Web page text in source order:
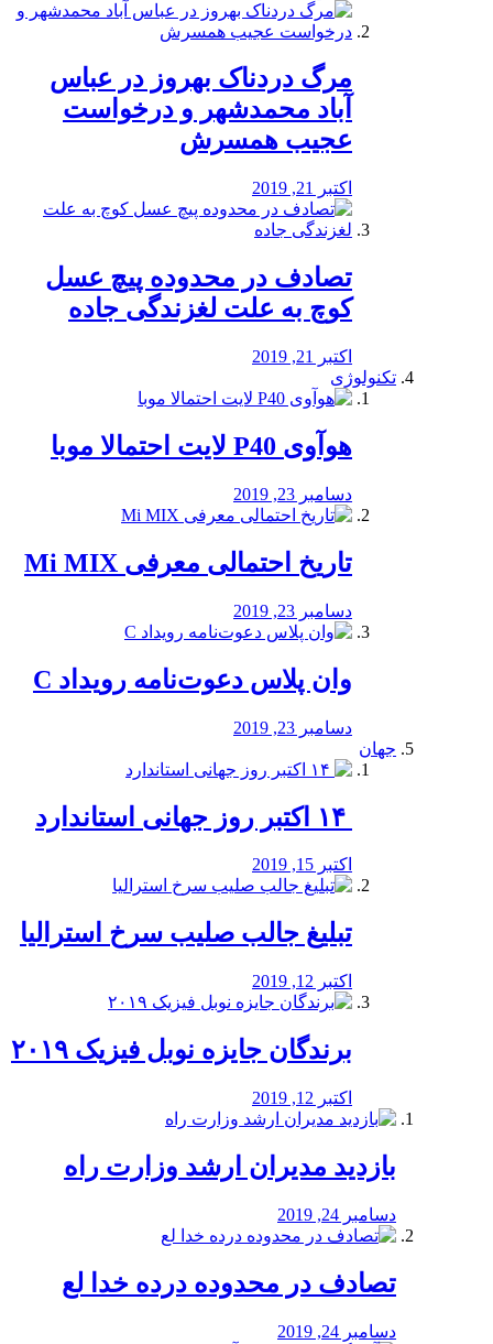
مرگ دردناک بهروز در عباس
آباد محمدشهر و درخواست
عجیب همسرش
اکتبر 21, 2019
تصادف در محدوده پیچ عسل
کوچ به علت لغزندگی جاده
اکتبر 21, 2019
تکنولوژی
هوآوی P40 لایت احتمالا موبا
دسامبر 23, 2019
تاریخ احتمالی معرفی Mi MIX
دسامبر 23, 2019
وان پلاس دعوت‌نامه رویداد C
دسامبر 23, 2019
جهان
اکتبر 15, 2019
تبلیغ جالب صلیب سرخ استرالیا
اکتبر 12, 2019
برندگان جایزه نوبل فیزیک ۲۰۱۹
اکتبر 12, 2019
بازدید مدیران ارشد وزارت راه
دسامبر 24, 2019
تصادف در محدوده درده خدا لع
دسامبر 24, 2019